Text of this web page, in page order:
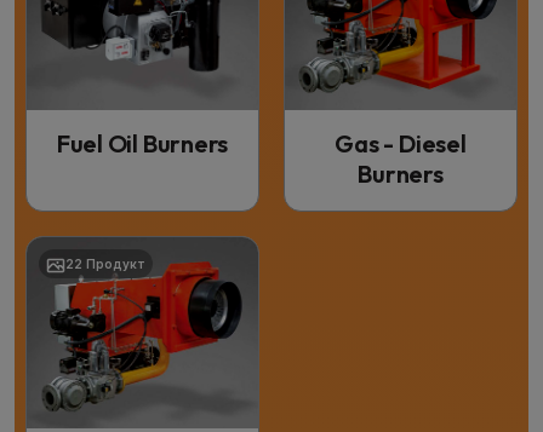
Fuel Oil Burners
Gas - Diesel
Burners
22 Продукт